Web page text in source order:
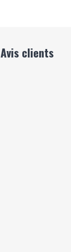
Avis clients